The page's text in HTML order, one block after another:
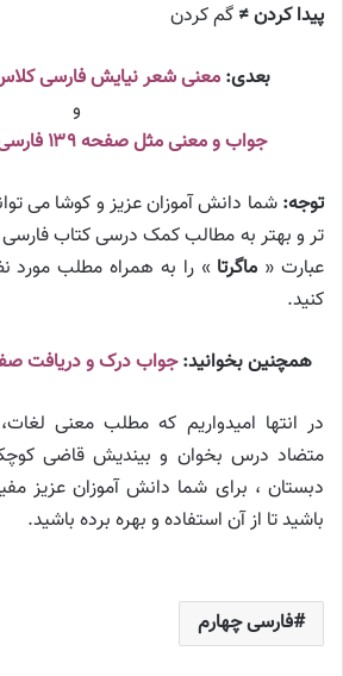
پیدا کردن ≠ گم کردن
بعدی: معنی شعر نیایش فارسی
و
جواب و معنی مثل صفحه ۱۳۹ فارسی چهارم دبستان
توجه: شما دانش آموزان عزیز و کوشا می
تر و بهتر به مطالب کمک درسی کتاب
عبارت « ماگرتا » را به همراه مطلب
کنید.
همچنین بخوانید: جواب درک و دریافت صفحه ۱۳۸ فارسی
در انتها امیدواریم که مطلب معنی
متضاد درس بخوان و بیندیش قاضی
دبستان ، برای شما دانش آموزان عزیز
باشید تا از آن استفاده و بهره برده باشید.
فارسی چهارم